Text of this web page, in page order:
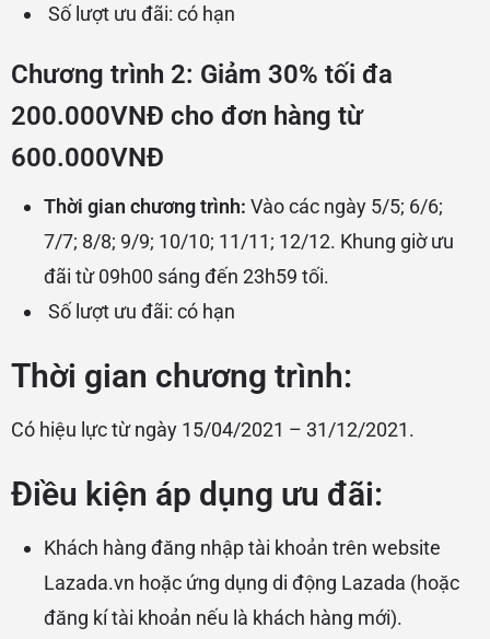
Số lượt ưu đãi: có hạn
Chương trình 2: Giảm 30% tối đa
200.000VNĐ cho đơn hàng từ
600.000VNĐ
Thời gian chương trình: Vào các ngày 5/5; 6/6;
7/7; 8/8; 9/9; 10/10; 11/11; 12/12. Khung giờ ưu
đãi từ 09h00 sáng đến 23h59 tối.
Số lượt ưu đãi: có hạn
Thời gian chương trình:
Có hiệu lực từ ngày 15/04/2021 – 31/12/2021.
Điều kiện áp dụng ưu đãi:
Khách hàng đăng nhập tài khoản trên website
Lazada.vn hoặc ứng dụng di động Lazada (hoặc
đăng kítài khoản nếu là khách hàng mới).